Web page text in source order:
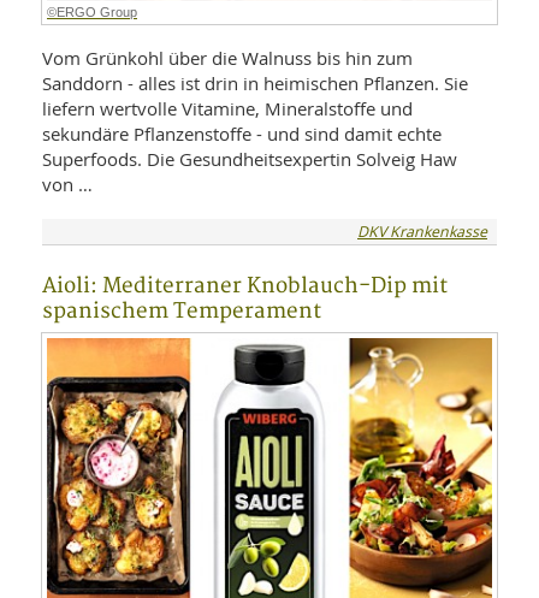
©ERGO Group
Vom Grünkohl über die Walnuss bis hin zum
Sanddorn - alles ist drin in heimischen Pflanzen. Sie
liefern wertvolle Vitamine, Mineralstoffe und
sekundäre Pflanzenstoffe - und sind damit echte
Superfoods. Die Gesundheitsexpertin Solveig Haw
von …
DKV Krankenkasse
Aioli: Mediterraner Knoblauch-Dip mit
spanischem Temperament